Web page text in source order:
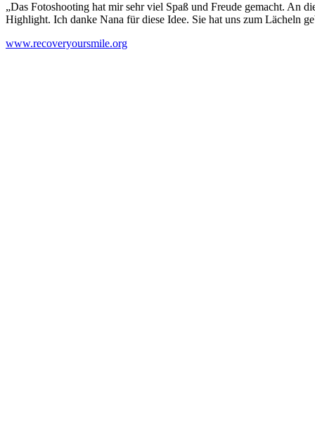
„Das Fotoshooting hat mir sehr viel Spaß und Freude gemacht. An
Highlight. Ich danke Nana für diese Idee. Sie hat uns zum Lächeln
www.recoveryoursmile.org